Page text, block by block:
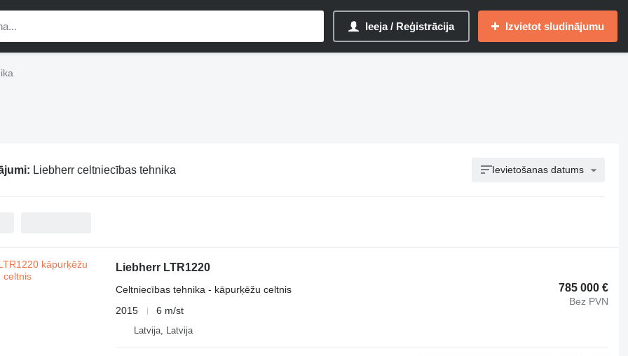
Ieeja / Reģistrācija Izvietot sludinājumu
Liebherr celtniecības tehnika Ievietošanas datums
Liebherr LTR1220
785 000 €
Bez PVN
Celtniecības tehnika - kāpurķēžu celtnis
2015
6 m/st
Latvija, Latvija